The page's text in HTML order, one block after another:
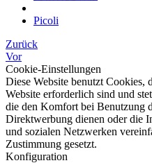
Picoli
Zurück
Vor
Cookie-Einstellungen
Diese Website benutzt Cookies,
Website erforderlich sind und
die den Komfort bei Benutzung
Direktwerbung dienen oder die
und sozialen Netzwerken
Zustimmung gesetzt.
Konfiguration